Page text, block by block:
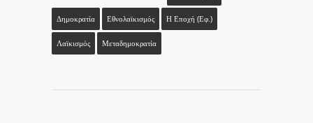
Δημοκρατία Εθνολαϊκισμός Η Εποχή (εφ.)
Λαϊκισμός Μεταδημοκρατία